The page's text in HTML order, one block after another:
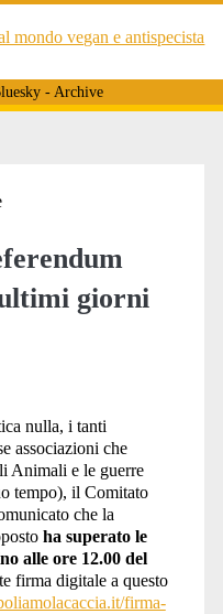
- Archive
giorni
nulla, i tanti
associazioni che
Animali e le guerre
tempo), il Comitato
che la
ha superato le
alle ore 12.00 del
firma digitale a questo
firma-